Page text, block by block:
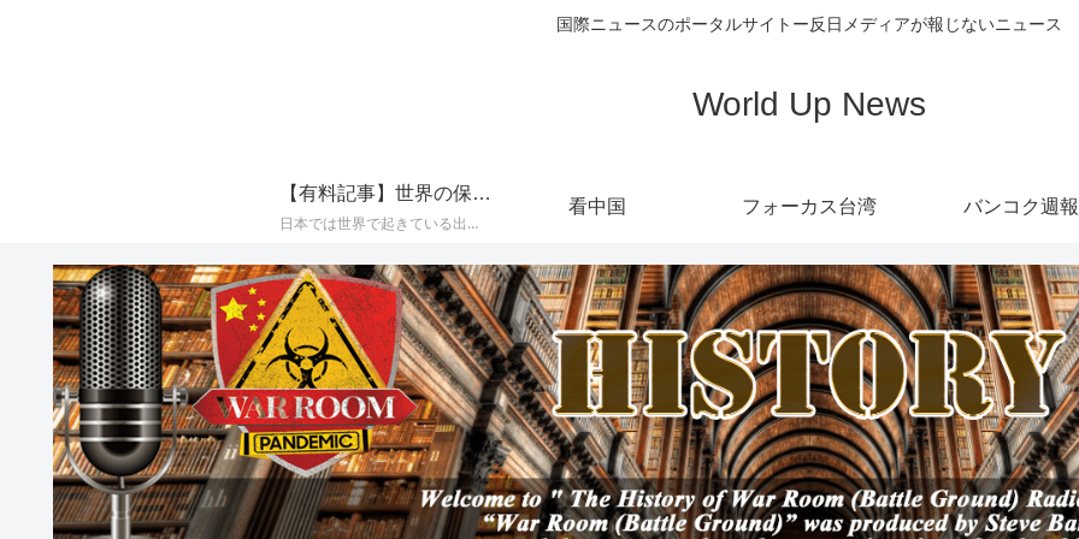
国際ニュースのポータルサイトー反日メディアが報じないニュース
World Up News
【有料記事】世界の保守系メディアの最新国際ニュースまとめ【定期購読（サブスクリプション）】
日本では世界で起きている出来事が報じられることが少なく、かつプロパガンダ（政治的宣伝）やフェイク（嘘）で塗り固められた海外メディアのニュースをそのまま垂れ流すメディアが多いことから、世界の保守系とされるメディアに絞り、その最新の国際ニュースをAIによって日本語でまとめて配信しております。
看中国 フォーカス台湾 バンコク週報